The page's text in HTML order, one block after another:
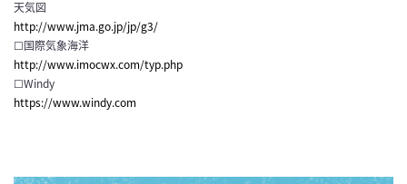
天気図
http://www.jma.go.jp/jp/g3/
☐国際気象海洋
http://www.imocwx.com/typ.php
☐Windy
https://www.windy.com